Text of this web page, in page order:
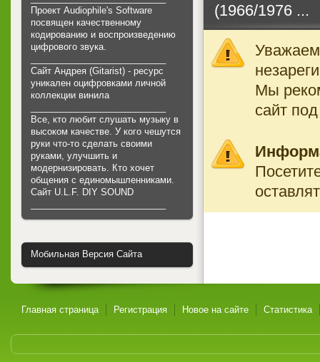
(1966/1976 ...
Мы
сайт
Проект Audiophile's Software
посвящен качественному
кодированию и воспроизведению
цифрового звука.
Сайт Андрея (Gitarist) - ресурс
уникален оцифровками личной
коллекции винила
Все, кто любит слушать музыку в
высоком качестве. У кого чешутся
руки что-то сделать своими
руками, улучшить и
модернизировать. Кто хочет
общения с единомышленниками.
Cайт U.L.F. DIY SOUND
Мобильная Версия Сайта
Главная страница Регистрация Новое на сайте Статистика